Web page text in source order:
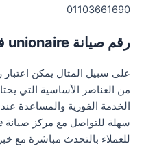
01103661690
رقم صيانة unionaire في الرحاب
على سبيل المثال يمكن اعتبار
من العناصر الأساسية التي
الخدمة الفورية والمساعدة
للعملاء بالتحدث مباشرة مع